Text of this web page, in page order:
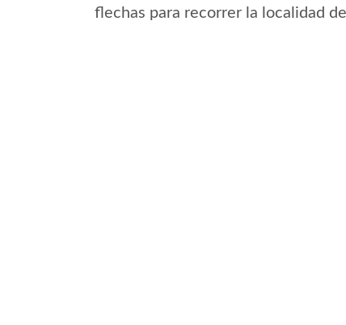
flechas para recorrer la localidad